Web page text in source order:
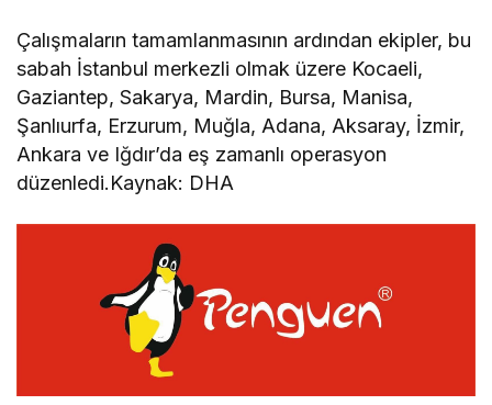
Çalışmaların tamamlanmasının ardından ekipler, bu
sabah İstanbul merkezli olmak üzere Kocaeli,
Gaziantep, Sakarya, Mardin, Bursa, Manisa,
Şanlıurfa, Erzurum, Muğla, Adana, Aksaray, İzmir,
Ankara ve Iğdır’da eş zamanlı operasyon
düzenledi.Kaynak: DHA